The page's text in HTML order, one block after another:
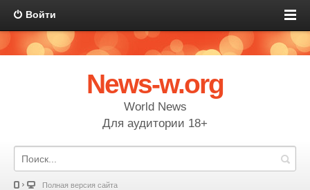
Войти
News-w.org
World News
Для аудитории 18+
Полная версия сайта